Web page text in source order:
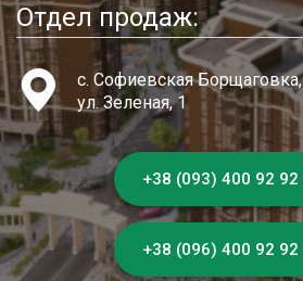
Отдел продаж:
с. Софиевская Борщаговка,
ул. Зеленая, 1
+38 (093) 400 92 92
+38 (096) 400 92 92